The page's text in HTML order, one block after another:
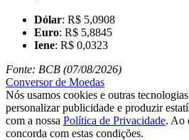
Dólar: R$ 5,0908
Euro: R$ 5,8845
Iene: R$ 0,0323
Fonte: BCB (07/08/2026)
Conversor de Moedas
Nós usamos cookies e outras
personalizar publicidade e produzir
com a nossa Política de Privacidade. Ao
concorda com estas condições.